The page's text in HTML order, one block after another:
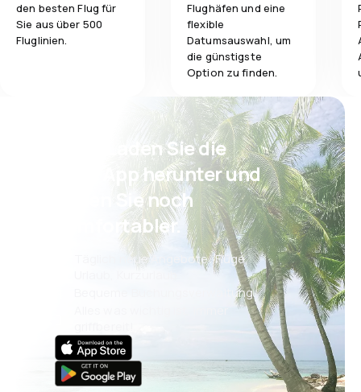
Verpflegung 4,0
Verpflegung
den besten Flug für
Sie aus über 500
Fluglinien.
Flughäfen und eine
flexible
Datumsauswahl, um
die günstigste
Option zu finden.
Psst! Laden Sie die
eSky App herunter und
reisen Sie noch
komfortabler.
Täglich neue Angebote: Flüge,
Bequeme Buchungsverwaltung